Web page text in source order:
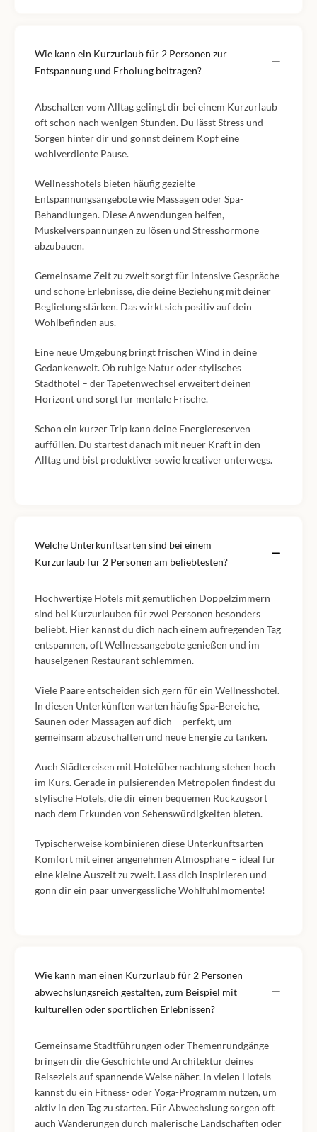
Wie kann ein Kurzurlaub für 2 Personen zur
Entspannung und Erholung beitragen?
Abschalten vom Alltag gelingt dir bei einem Kurzurlaub
oft schon nach wenigen Stunden. Du lässt Stress und
Sorgen hinter dir und gönnst deinem Kopf eine
wohlverdiente Pause.
Wellnesshotels bieten häufig gezielte
Entspannungsangebote wie Massagen oder Spa-
Behandlungen. Diese Anwendungen helfen,
Muskelverspannungen zu lösen und Stresshormone
abzubauen.
Gemeinsame Zeit zu zweit sorgt für intensive Gespräche
und schöne Erlebnisse, die deine Beziehung mit deiner
Beglietung stärken. Das wirkt sich positiv auf dein
Wohlbefinden aus.
Eine neue Umgebung bringt frischen Wind in deine
Gedankenwelt. Ob ruhige Natur oder stylisches
Stadthotel – der Tapetenwechsel erweitert deinen
Horizont und sorgt für mentale Frische.
Schon ein kurzer Trip kann deine Energiereserven
auffüllen. Du startest danach mit neuer Kraft in den
Alltag und bist produktiver sowie kreativer unterwegs.
Welche Unterkunftsarten sind bei einem
Kurzurlaub für 2 Personen am beliebtesten?
Hochwertige Hotels mit gemütlichen Doppelzimmern
sind bei Kurzurlauben für zwei Personen besonders
beliebt. Hier kannst du dich nach einem aufregenden Tag
entspannen, oft Wellnessangebote genießen und im
hauseigenen Restaurant schlemmen.
Viele Paare entscheiden sich gern für ein Wellnesshotel.
In diesen Unterkünften warten häufig Spa-Bereiche,
Saunen oder Massagen auf dich – perfekt, um
gemeinsam abzuschalten und neue Energie zu tanken.
Auch Städtereisen mit Hotelübernachtung stehen hoch
im Kurs. Gerade in pulsierenden Metropolen findest du
stylische Hotels, die dir einen bequemen Rückzugsort
nach dem Erkunden von Sehenswürdigkeiten bieten.
Typischerweise kombinieren diese Unterkunftsarten
Komfort mit einer angenehmen Atmosphäre – ideal für
eine kleine Auszeit zu zweit. Lass dich inspirieren und
gönn dir ein paar unvergessliche Wohlfühlmomente!
Wie kann man einen Kurzurlaub für 2 Personen
abwechslungsreich gestalten, zum Beispiel mit
kulturellen oder sportlichen Erlebnissen?
Gemeinsame Stadtführungen oder Themenrundgänge
bringen dir die Geschichte und Architektur deines
Reiseziels auf spannende Weise näher. In vielen Hotels
kannst du ein Fitness- oder Yoga-Programm nutzen, um
aktiv in den Tag zu starten. Für Abwechslung sorgen oft
auch Wanderungen durch malerische Landschaften oder